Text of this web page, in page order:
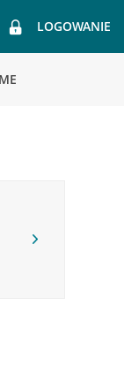
LOGOWANIE